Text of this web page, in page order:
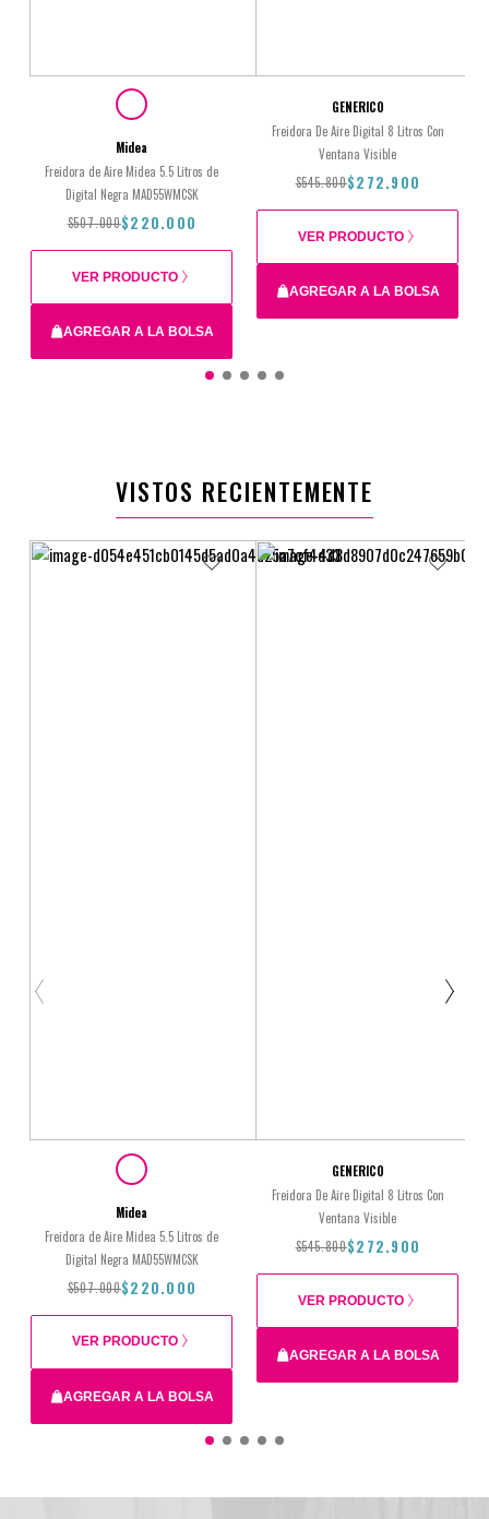
Midea
Freidora de Aire Midea 5.5 Litros de
Digital Negra MAD55WMCSK
$507.000$220.000
AGREGAR A LA BOLSA
VER PRODUCTO
GENERICO
Freidora De Aire Digital 8 Litros Con
Ventana Visible
$545.800$272.900
AGREGAR A LA BOLSA
VER PRODUCTO
VISTOS RECIENTEMENTE
Midea
Freidora de Aire Midea 5.5 Litros de
Digital Negra MAD55WMCSK
$507.000$220.000
AGREGAR A LA BOLSA
VER PRODUCTO
GENERICO
Freidora De Aire Digital 8 Litros Con
Ventana Visible
$545.800$272.900
AGREGAR A LA BOLSA
VER PRODUCTO